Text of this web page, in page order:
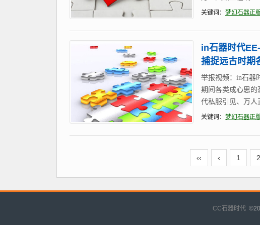
关键词： 梦幻石器正
in石器时代
捕捉远古时期
举报视频：in石器
期间各类成心思的
代私服引见、万人
关键词： 梦幻石器正
‹‹ ‹ 1 2
CC石器时代 ©